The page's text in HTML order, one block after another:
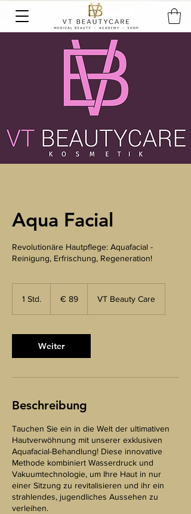
Aqua Facial
Revolutionäre Hautpflege: Aquafacial -
Reinigung, Erfrischung, Regeneration!
1 Std.
d
€ 89 VT Beauty Care
Weiter
Beschreibung
Tauchen Sie ein in die Welt der ultimativen
Hautverwöhnung mit unserer exklusiven
Aquafacial-Behandlung! Diese innovative
Methode kombiniert Wasserdruck und
Vakuumtechnologie, um Ihre Haut in nur
einer Sitzung zu revitalisieren und ihr ein
strahlendes, jugendliches Aussehen zu
verleihen.